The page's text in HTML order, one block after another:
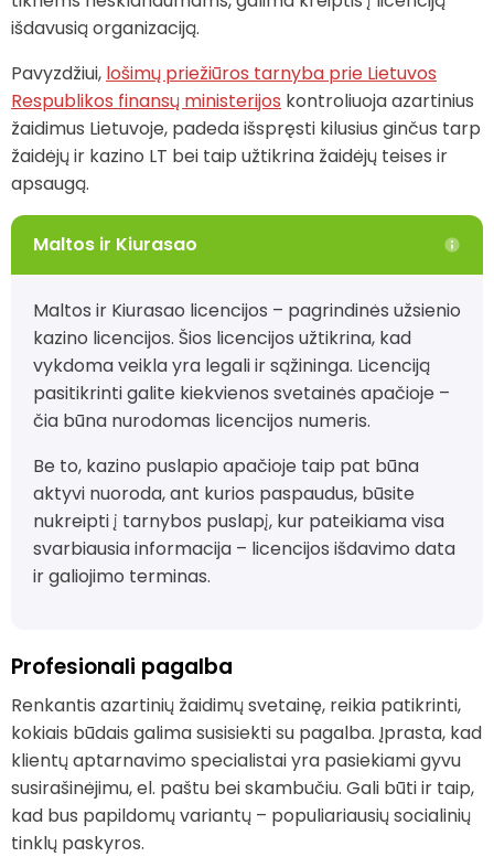
išdavusią organizaciją.
Pavyzdžiui, lošimų priežiūros tarnyba prie Lietuvos
Respublikos finansų ministerijos kontroliuoja azartinius
žaidimus Lietuvoje, padeda išspręsti kilusius ginčus tarp
žaidėjų ir kazino LT bei taip užtikrina žaidėjų teises ir
apsaugą.
Maltos ir Kiurasao
Maltos ir Kiurasao licencijos – pagrindinės užsienio
kazino licencijos. Šios licencijos užtikrina, kad
vykdoma veikla yra legali ir sąžininga. Licenciją
pasitikrinti galite kiekvienos svetainės apačioje –
čia būna nurodomas licencijos numeris.
Be to, kazino puslapio apačioje taip pat būna
aktyvi nuoroda, ant kurios paspaudus, būsite
nukreipti į tarnybos puslapį, kur pateikiama visa
svarbiausia informacija – licencijos išdavimo data
ir galiojimo terminas.
Profesionali pagalba
Renkantis azartinių žaidimų svetainę, reikia patikrinti,
kokiais būdais galima susisiekti su pagalba. Įprasta, kad
klientų aptarnavimo specialistai yra pasiekiami gyvu
susirašinėjimu, el. paštu bei skambučiu. Gali būti ir taip,
kad bus papildomų variantų – populiariausių socialinių
tinklų paskyros.